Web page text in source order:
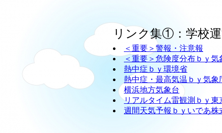
リンク集①：学校
＜重要＞警報・注意報
＜重要＞危険度分布ｂｙ気
熱中症ｂｙ環境省
熱中症・最高気温ｂｙ気象
横浜地方気象台
リアルタイム雷観測ｂｙ東
週間天気予報ｂｙいであ株